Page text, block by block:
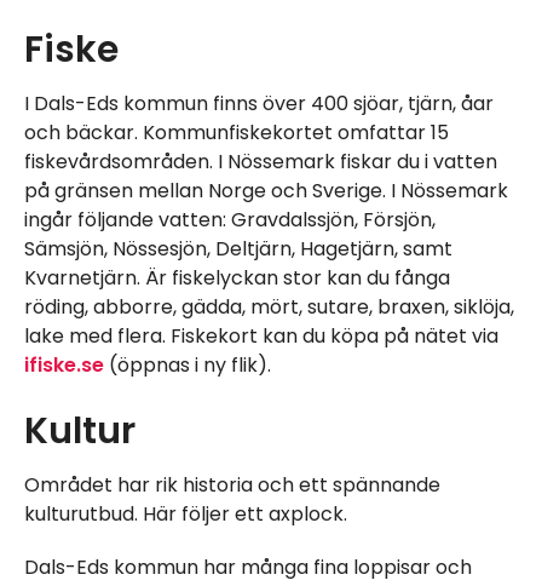
Fiske
I Dals-Eds kommun finns över 400 sjöar, tjärn, åar
och bäckar. Kommunfiskekortet omfattar 15
fiskevårdsområden. I Nössemark fiskar du i vatten
på gränsen mellan Norge och Sverige. I Nössemark
ingår följande vatten: Gravdalssjön, Försjön,
Sämsjön, Nössesjön, Deltjärn, Hagetjärn, samt
Kvarnetjärn. Är fiskelyckan stor kan du fånga
röding, abborre, gädda, mört, sutare, braxen, siklöja,
lake med flera. Fiskekort kan du köpa på nätet via
ifiske.se (öppnas i ny flik).
Kultur
Området har rik historia och ett spännande
kulturutbud. Här följer ett axplock.
Dals-Eds kommun har många fina loppisar och